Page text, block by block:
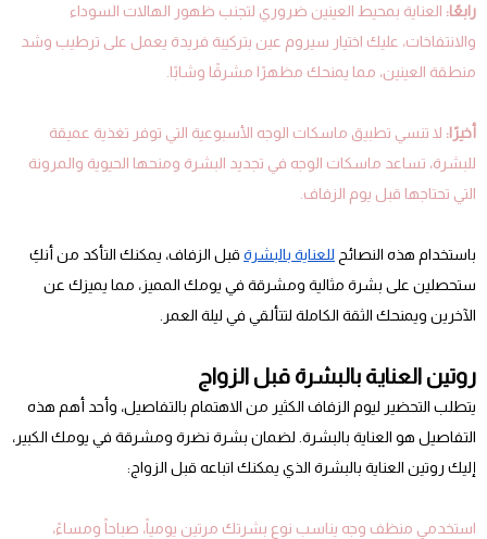
رابعًا: العناية بمحيط العينين ضروري لتجنب ظهور الهالات السوداء
والانتفاخات، عليك اختيار سيروم عين بتركيبة فريدة يعمل على ترطيب وشد
منطقة العينين، مما يمنحك مظهرًا مشرقًا وشابًا.
أخيرًا: لا تنسي تطبيق ماسكات الوجه الأسبوعية التي توفر تغذية عميقة
للبشرة، تساعد ماسكات الوجه في تجديد البشرة ومنحها الحيوية والمرونة
التي تحتاجها قبل يوم الزفاف.
باستخدام هذه النصائح للعناية بالبشرة قبل الزفاف، يمكنك التأكد من أنكِ
ستحصلين على بشرة مثالية ومشرقة في يومك المميز، مما يميزك عن
الآخرين ويمنحك الثقة الكاملة لتتألقي في ليلة العمر.
روتين العناية بالبشرة قبل الزواج
يتطلب التحضير ليوم الزفاف الكثير من الاهتمام بالتفاصيل، وأحد أهم هذه
التفاصيل هو العناية بالبشرة. لضمان بشرة نضرة ومشرقة في يومك الكبير،
إليك روتين العناية بالبشرة الذي يمكنك اتباعه قبل الزواج:
استخدمي منظف وجه يناسب نوع بشرتك مرتين يومياً، صباحاً ومساءً،